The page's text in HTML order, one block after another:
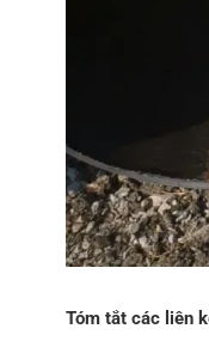
Tóm tắt các liên